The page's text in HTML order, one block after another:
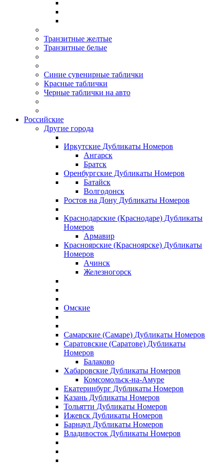
Транзитные желтые
Транзитные белые
Синие сувенирные таблички
Красные таблички
Черные таблички на авто
Российские
Другие города
Иркутские Дубликаты Номеров
Ангарск
Братск
Оренбургские Дубликаты Номеров
Батайск
Волгодонск
Ростов на Дону Дубликаты Номеров
Краснодарские (Краснодаре) Дубликаты
Номеров
Армавир
Красноярские (Красноярске) Дубликаты
Номеров
Ачинск
Железногорск
Омские
Самарские (Самаре) Дубликаты Номеров
Саратовские (Саратове) Дубликаты
Номеров
Балаково
Хабаровские Дубликаты Номеров
Комсомольск-на-Амуре
Екатеринбург Дубликаты Номеров
Казань Дубликаты Номеров
Тольятти Дубликаты Номеров
Ижевск Дубликаты Номеров
Барнаул Дубликаты Номеров
Владивосток Дубликаты Номеров